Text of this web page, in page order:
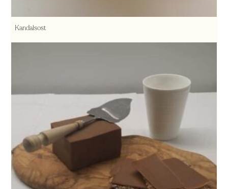
Kandalsost